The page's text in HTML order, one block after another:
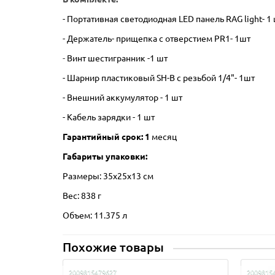
- Портативная светодиодная LED панель RAG light- 1
- Держатель- прищепка с отверстием PR1- 1шт
- Винт шестигранник -1 шт
- Шарнир пластиковый SH-B с резьбой 1/4"- 1шт
- Внешний аккумулятор - 1 шт
- Кабель зарядки - 1 шт
Гарантийный срок: 1 месяц
Габариты упаковки:
Размеры: 35х25х13 см
Вес: 838 г
Объем: 11.375 л
Похожие товары
2009815479627